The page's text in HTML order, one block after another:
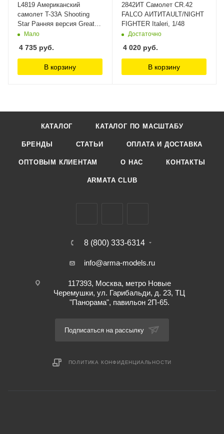
L4819 Американский
самолет T-33A Shooting
Star Ранняя версия Great
Wall, 1/48
Мало
4 735 руб.
В корзину
2842ИТ Самолет CR.42
FALCO AИТИТAULT/NIGHT
FIGHTER Italeri, 1/48
Достаточно
4 020 руб.
В корзину
КАТАЛОГ КАТАЛОГ ПО МАСШТАБУ
БРЕНДЫ СТАТЬИ ОПЛАТА И ДОСТАВКА
ОПТОВЫМ КЛИЕНТАМ О НАС КОНТАКТЫ
ARMATA CLUB
8 (800) 333-6314
info@arma-models.ru
117393, Москва, метро Новые
Черемушки, ул. Гарибальди, д. 23, ТЦ
"Панорама", павильон 2П-65.
Подписаться на рассылку
ПОЛИТИКА КОНФИДЕНЦИАЛЬНОСТИ